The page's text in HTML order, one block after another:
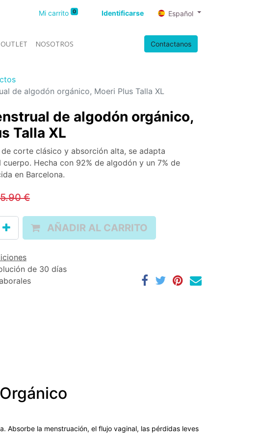
Mi carrito 0 Identificarse Español
OUTLET NOSOTROS Contactanos
de algodón orgánico, Moeri Plus Talla XL
de algodón orgánico,
Talla XL
de corte clásico y absorción alta, se adapta
Hecha con 92% de algodón y un 7% de
en Barcelona.
€
AÑADIR AL CARRITO
de 30 días
Absorbe la menstruación, el flujo vaginal, las pérdidas leves